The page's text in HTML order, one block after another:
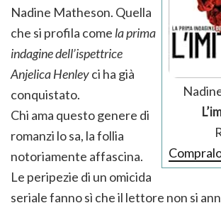
Nadine Matheson. Quella
che si profila come la prima
indagine dell’ispettrice
Anjelica Henleyci ha già
conquistato.
Chi ama questo genere di
romanzi lo sa, la follia
notoriamente affascina.
Le peripezie di un omicida
seriale fanno sì che il lettore non si